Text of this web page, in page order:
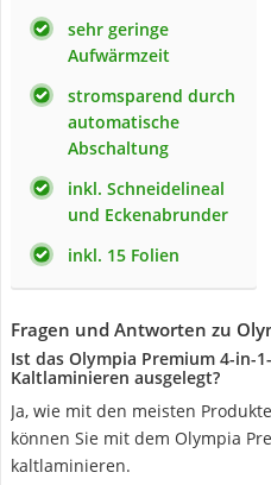
sehr geringe
Aufwärmzeit
stromsparend durch
automatische
Abschaltung
inkl. Schneidelineal
und Eckenabrunder
inkl. 15 Folien
Fragen und Antworten zu
Ist das Olympia Premium 4-in-
Kaltlaminieren ausgelegt?
Ja, wie mit den meisten
können Sie mit dem Olympia
kaltlaminieren.